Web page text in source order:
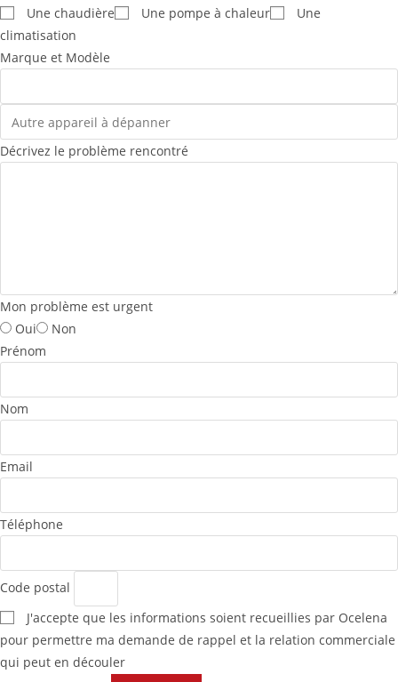
Une chaudière
Une pompe à chaleur
Une
climatisation
Marque et Modèle
Décrivez le problème rencontré
Mon problème est urgent
Oui
Non
Prénom
Nom
Email
Téléphone
Code postal
J'accepte que les informations soient recueillies par Ocelena
pour permettre ma demande de rappel et la relation commerciale
qui peut en découler